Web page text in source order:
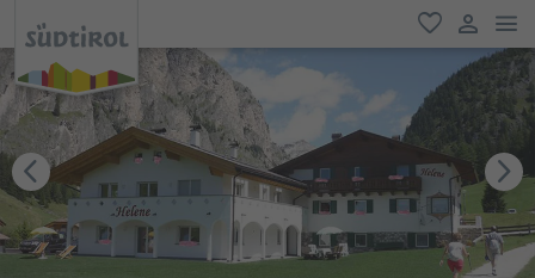
favorit
user link